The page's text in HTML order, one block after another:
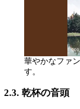
華やかなファ
す。
2.3. 乾杯の音頭